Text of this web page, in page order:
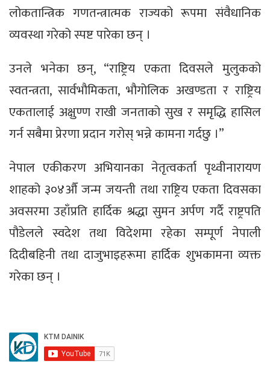
लोकतान्त्रिक गणतन्त्रात्मक राज्यको रूपमा संवैधानिक
व्यवस्था गरेको स्पष्ट पारेका छन् ।
उनले भनेका छन्, “राष्ट्रिय एकता दिवसले मुलुकको
स्वतन्त्रता, सार्वभौमिकता, भौगोलिक अखण्डता र राष्ट्रिय
एकतालाई अक्षुण्ण राखी जनताको सुख र समृद्धि हासिल
गर्न सबैमा प्रेरणा प्रदान गरोस् भन्ने कामना गर्दछु ।”
नेपाल एकीकरण अभियानका नेतृत्वकर्ता पृथ्वीनारायण
शाहको ३०४औँ जन्म जयन्ती तथा राष्ट्रिय एकता दिवसका
अवसरमा उहाँप्रति हार्दिक श्रद्धा सुमन अर्पण गर्दै राष्ट्रपति
पौडेलले स्वदेश तथा विदेशमा रहेका सम्पूर्ण नेपाली
दिदीबहिनी तथा दाजुभाइहरूमा हार्दिक शुभकामना व्यक्त
गरेका छन् ।